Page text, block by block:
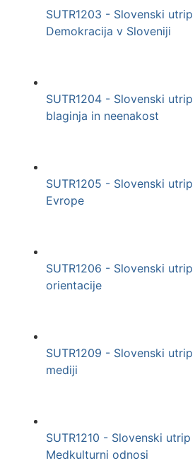
SUTR1203 - Slovenski
Demokracija v Sloveniji
SUTR1204 - Slovenski
blaginja in neenakost
SUTR1205 - Slovenski
Evrope
SUTR1206 - Slovenski
orientacije
SUTR1209 - Slovenski
mediji
SUTR1210 - Slovenski utrip
Medkulturni odnosi